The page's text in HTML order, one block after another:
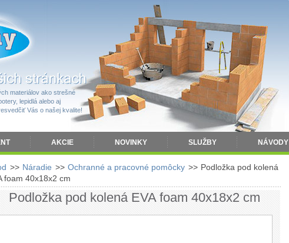
materiálov ako strešné
lepidlá alebo aj
Vás o našej kvalite!
AKCIE NOVINKY SLUŽBY NÁVODY
>> Náradie >> Ochranné a pracovné pomôcky >> Podložka pod kolená
foam 40x18x2 cm
Podložka pod kolená EVA foam 40x18x2 cm